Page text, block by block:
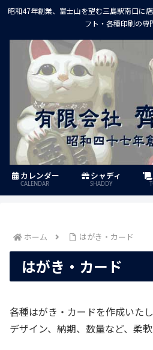
昭和47年創業、富士山を望む三島駅南口に
フト・各種印刷の専
カレンダー
CALENDAR
シャディ
SHADDY
ホーム はがき・カード
はがき・カード
各種はがき・カードを作成いたし
デザイン、納期、数量など、柔軟